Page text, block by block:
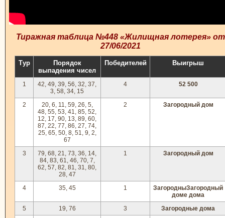
Тиражная таблица №448 «Жилищная лотерея» от
27/06/2021
Тур
Порядок
выпадения чисел
Победителей Выигрыш
1
42, 49, 39, 56, 32, 37,
3, 58, 34, 15
4 52 500
2
20, 6, 11, 59, 26, 5,
48, 55, 53, 41, 85, 52,
12, 17, 90, 13, 89, 60,
87, 22, 77, 86, 27, 74,
25, 65, 50, 8, 51, 9, 2,
67
2 Загородный дом
3
79, 68, 21, 73, 36, 14,
84, 83, 61, 46, 70, 7,
62, 57, 82, 81, 31, 80,
28, 47
1 Загородный дом
4 35, 45 1
ЗагородныЗагородный
доме дома
5
19, 76 3
Загородные дома